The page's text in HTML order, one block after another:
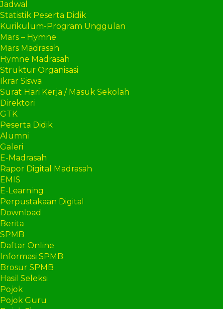
Jadwal
Statistik Peserta Didik
Kurikulum-Program Unggulan
Mars – Hymne
Mars Madrasah
Hymne Madrasah
Struktur Organisasi
Ikrar Siswa
Surat Hari Kerja / Masuk Sekolah
Direktori
GTK
Peserta Didik
Alumni
Galeri
E-Madrasah
Rapor Digital Madrasah
EMIS
E-Learning
Perpustakaan Digital
Download
Berita
SPMB
Daftar Online
Informasi SPMB
Brosur SPMB
Hasil Seleksi
Pojok
Pojok Guru